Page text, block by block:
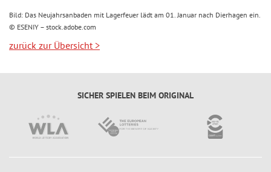
c
T
i
p
Bild: Das Neujahrsanbaden mit Lagerfeuer lädt am 01. Januar nach Dierhagen ein.
© ESENIY – stock.adobe.com
zurück zur Übersicht >
SICHER SPIELEN BEIM ORIGINAL